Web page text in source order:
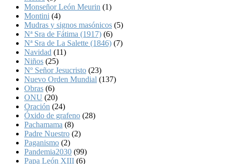
Monseñor León Meurin (1)
Montini (4)
Mudras y signos masónicos (5)
Nª Sra de Fátima (1917) (6)
Nª Sra de La Salette (1846) (7)
Navidad (11)
Niños (25)
Nº Señor Jesucristo (23)
Nuevo Orden Mundial (137)
Obras (6)
ONU (20)
Oración (24)
Óxido de grafeno (28)
Pachamama (8)
Padre Nuestro (2)
Paganismo (2)
Pandemia2030 (99)
Papa León XIII (6)